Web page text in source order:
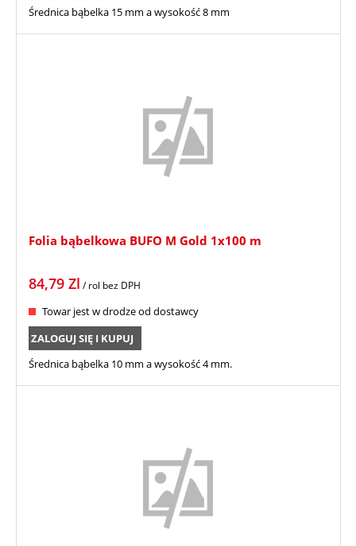
Średnica bąbelka 15 mm a wysokość 8 mm
Folia bąbelkowa BUFO M Gold 1x100 m
84,79 Zl / rol bez DPH
Towar jest w drodze od dostawcy
ZALOGUJ SIĘ I KUPUJ
Średnica bąbelka 10 mm a wysokość 4 mm.